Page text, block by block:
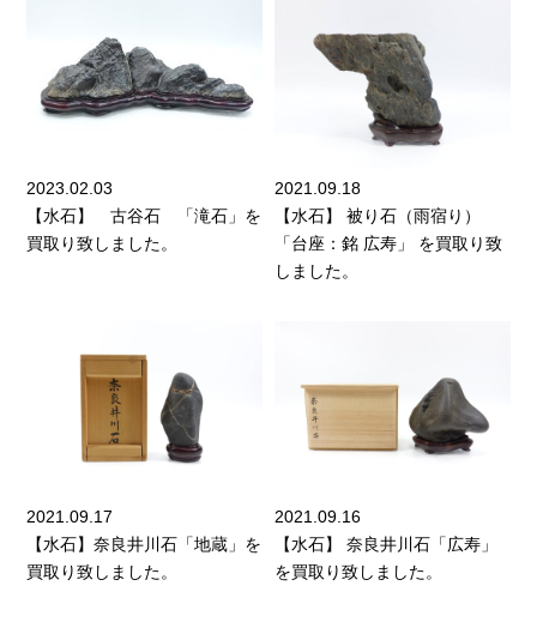
2023.02.03
【水石】 古谷石 「滝石」を
買取り致しました。
2021.09.18
【水石】 被り石（雨宿り）
「台座：銘 広寿」 を買取り致
しました。
2021.09.17
【水石】奈良井川石「地蔵」を
買取り致しました。
2021.09.16
【水石】 奈良井川石「広寿」
を買取り致しました。